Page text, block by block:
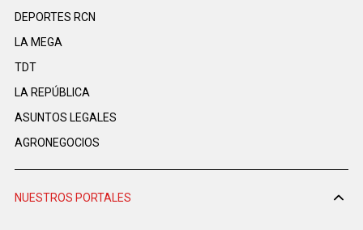
DEPORTES RCN
LA MEGA
TDT
LA REPÚBLICA
ASUNTOS LEGALES
AGRONEGOCIOS
NUESTROS PORTALES